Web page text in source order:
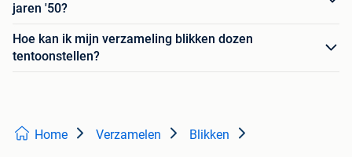
jaren '50?
Hoe kan ik mijn verzameling blikken dozen
tentoonstellen?
Home Verzamelen Blikken